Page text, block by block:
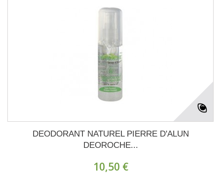
DEODORANT NATUREL PIERRE D'ALUN
DEOROCHE...
10,50 €